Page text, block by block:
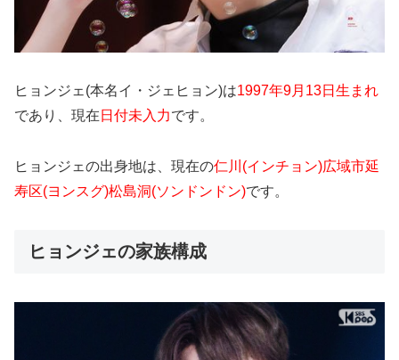
ヒョンジェ(本名イ・ジェヒョン)は1997年9月13日生まれ
であり、現在 日付未入力です。
ヒョンジェの出身地は、現在の仁川(インチョン)広域市延
寿区(ヨンスグ)松島洞(ソンドンドン)です。
ヒョンジェの家族構成